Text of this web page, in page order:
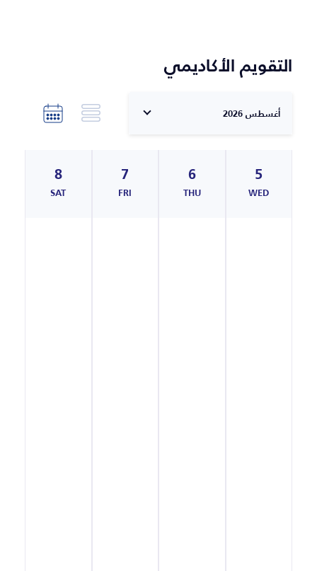
التقويم الأكاديمي
أغسطس 2026
5
WED
6
THU
7
FRI
8
SAT